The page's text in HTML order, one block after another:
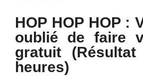
HOP HOP HOP :
oublié de faire
gratuit
heures)